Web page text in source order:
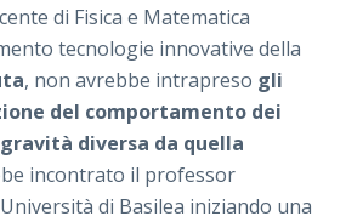
di Fisica e Matematica
tecnologie innovative della
, non avrebbe intrapreso gli
del comportamento dei
diversa da quella
incontrato il professor
di Basilea iniziando una